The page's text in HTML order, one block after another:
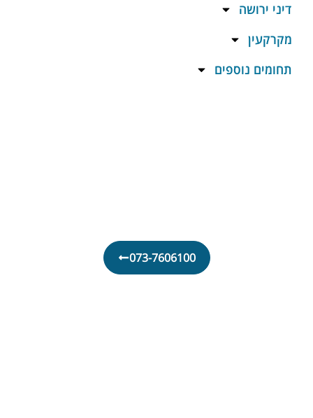
דיני ירושה
מקרקעין
תחומים נוספים
073-7606100